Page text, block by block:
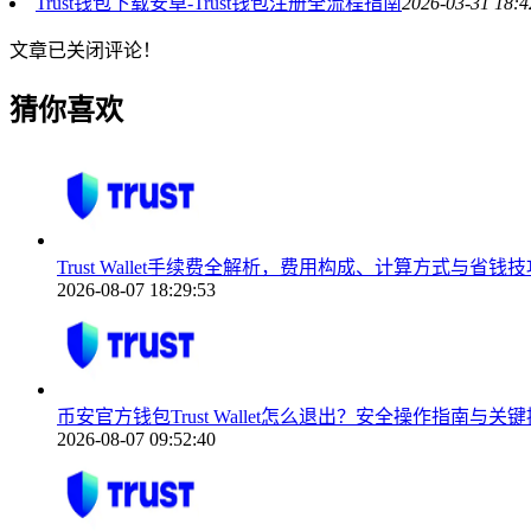
文章已关闭评论！
猜你喜欢
Trust Wallet手续费全解析，费用构成、计算方式与省钱技
2026-08-07 18:29:53
币安官方钱包Trust Wallet怎么退出？安全操作指南与关键
2026-08-07 09:52:40